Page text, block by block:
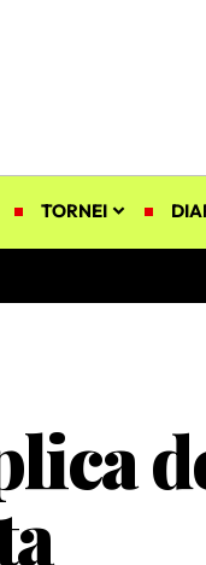
TORNEI